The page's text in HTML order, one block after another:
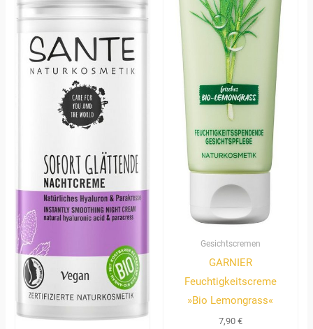
Gesichtscremen
GARNIER
Feuchtigkeitscreme
»Bio Lemongrass«
7,90 €